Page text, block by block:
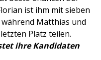
ist ihm mit sieben
Matthias und
Platz teilen.
ihre Kandidaten